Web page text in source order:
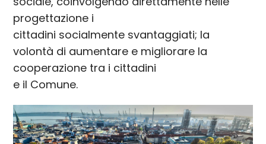
progettazione i
cittadini socialmente svantaggiati; la
volontà di aumentare e migliorare la
cooperazione tra i cittadini
e il Comune.